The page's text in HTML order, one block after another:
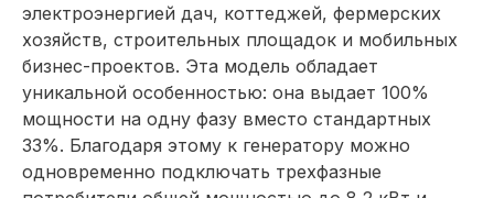
электроэнергией дач, коттеджей, фермерских
хозяйств, строительных площадок и мобильных
бизнес-проектов. Эта модель обладает
уникальной особенностью: она выдает 100%
мощности на одну фазу вместо стандартных
33%. Благодаря этому к генератору можно
одновременно подключать трехфазные